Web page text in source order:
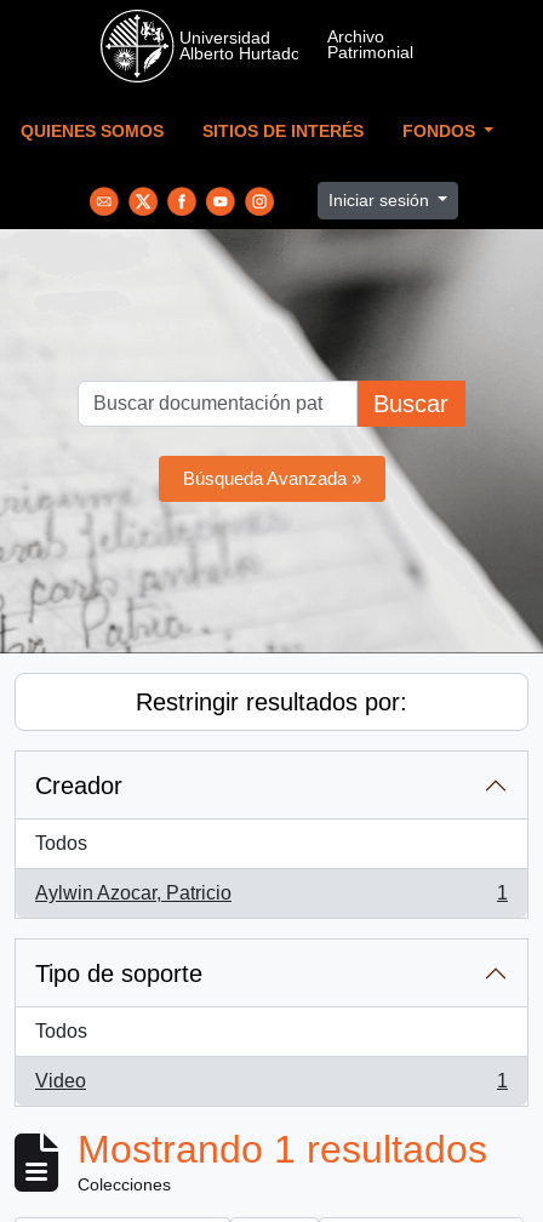
Skip to main content
QUIENES SOMOS SITIOS DE INTERÉS FONDOS
Iniciar sesión
Buscar
Búsqueda Avanzada »
Restringir resultados por:
Creador
Todos
Aylwin Azocar, Patricio
, 1 resultados
1
Tipo de soporte
Todos
Video
, 1 resultados
1
Mostrando 1 resultados
Colecciones